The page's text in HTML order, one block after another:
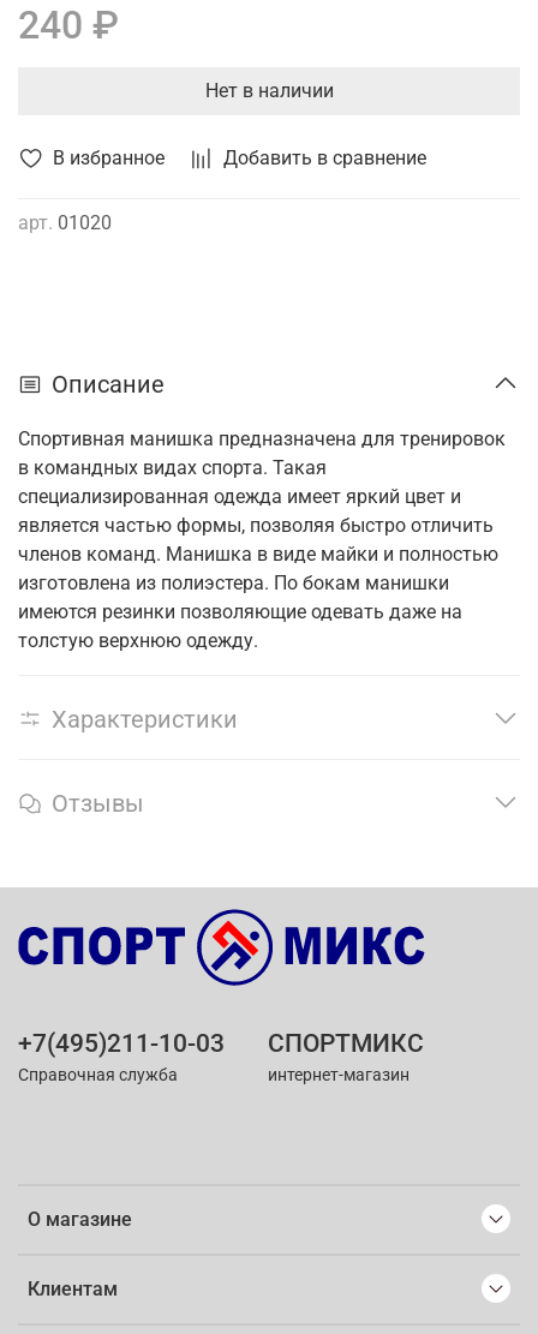
В избранное Добавить в сравнение
арт. 01020
240 ₽
Нет в наличии
Описание
Спортивная манишка предназначена для тренировок
в командных видах спорта. Такая
специализированная одежда имеет яркий цвет и
является частью формы, позволяя быстро отличить
членов команд. Манишка в виде майки и полностью
изготовлена из полиэстера. По бокам манишки
имеются резинки позволяющие одевать даже на
толстую верхнюю одежду.
Характеристики
Отзывы
О магазине
Клиентам
+7(495)211-10-03
Справочная служба
СПОРТМИКС
интернет-магазин